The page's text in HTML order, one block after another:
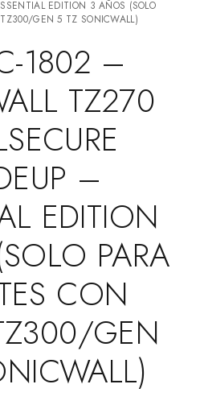
EDITION 3 AÑOS (SOLO
GEN 5 TZ SONICWALL)
1802 –
TZ270
–
EDITION
PARA
CON
GEN